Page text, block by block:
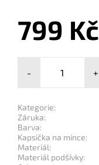
799 Kč
- +
Kategorie:
Záruka:
Barva:
Kapsička na mince:
Materiál:
Materiál podšívky: